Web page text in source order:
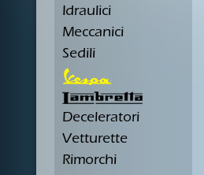
Idraulici
Meccanici
Sedili
Deceleratori
Vetturette
Rimorchi